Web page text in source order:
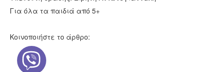
Για όλα τα παιδιά από 5+
Κοινοποιήστε το άρθρο: